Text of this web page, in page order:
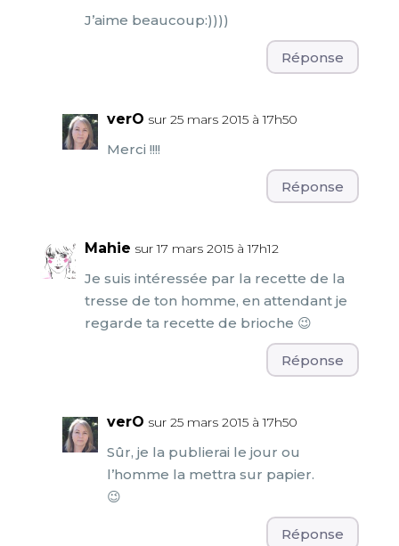
J’aime beaucoup:))))
Réponse
verO sur 25 mars 2015 à 17h50
Merci !!!!
Réponse
Mahie sur 17 mars 2015 à 17h12
Je suis intéressée par la recette de la
tresse de ton homme, en attendant je
regarde ta recette de brioche 😉
Réponse
verO sur 25 mars 2015 à 17h50
Sûr, je la publierai le jour ou
l’homme la mettra sur papier.
😉
Réponse